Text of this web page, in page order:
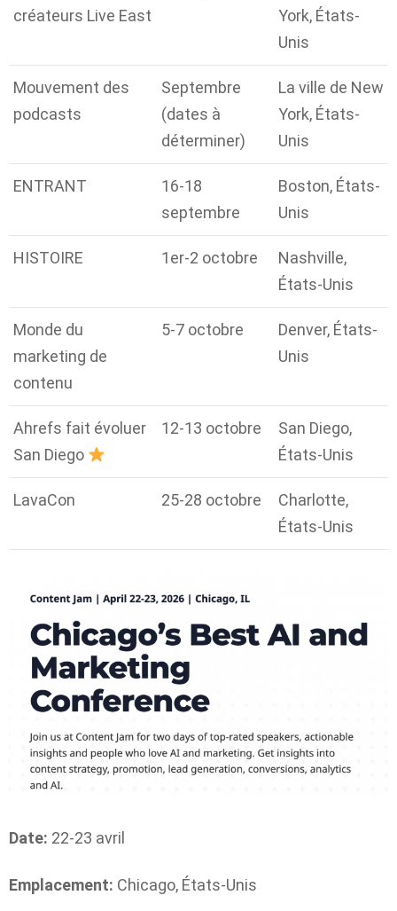
créateurs Live East
York, États-
Unis
Mouvement des
podcasts
Septembre
(dates à
déterminer)
La ville de New
York, États-
Unis
ENTRANT
16-18
septembre
Boston, États-
Unis
HISTOIRE 1er-2 octobre
Nashville,
États-Unis
Monde du
marketing de
contenu
5-7 octobre
Denver, États-
Unis
Ahrefs fait évoluer
San Diego
12-13 octobre
San Diego,
États-Unis
LavaCon 25-28 octobre
Charlotte,
États-Unis
Date: 22-23 avril
Emplacement: Chicago, États-Unis